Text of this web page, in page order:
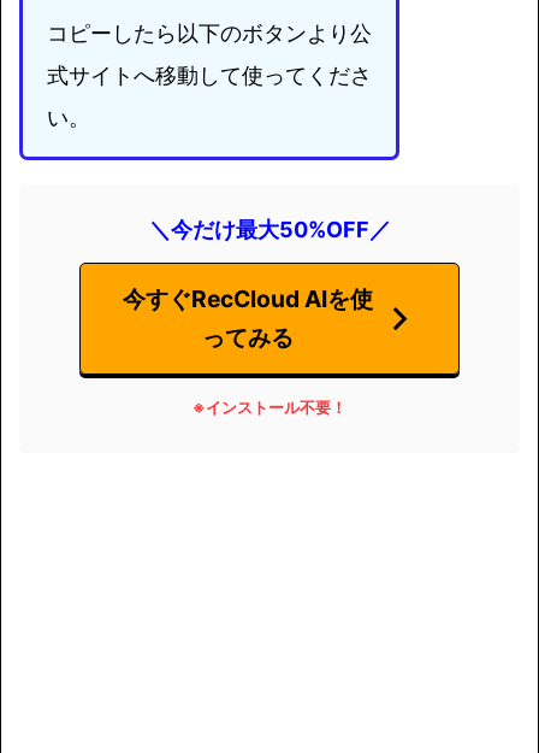
コピーしたら以下のボタンより公
式サイトへ移動して使ってくださ
い。
＼今だけ最大50%OFF／
今すぐRecCloud AIを使
ってみる
※インストール不要 ！